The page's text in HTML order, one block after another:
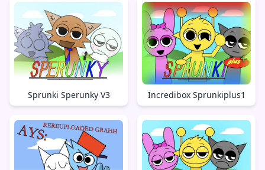
Sprunki Sperunky V3 Incredibox Sprunkiplus1